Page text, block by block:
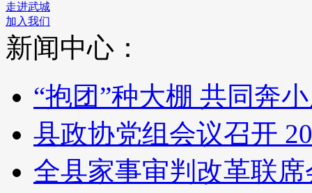
走进武城
加入我们
新闻中心：
“抱团”种大棚 共同奔
县政协党组会议召开
全县家事审判改革联